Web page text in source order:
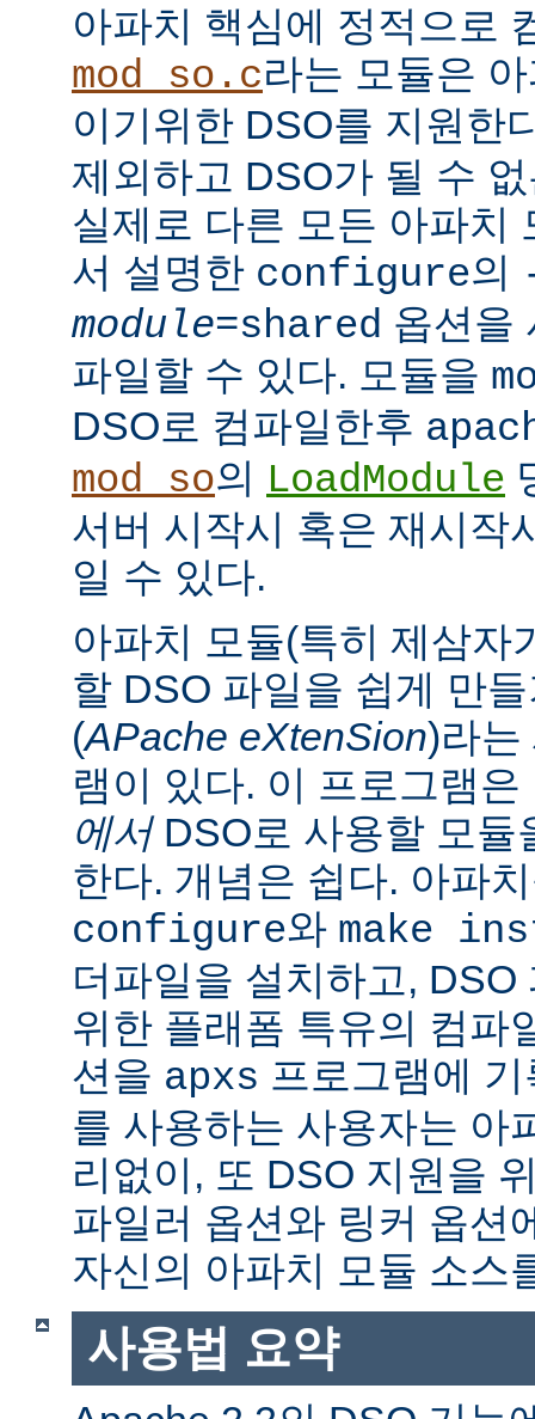
아파치 핵심에 정적으로
mod_so.c라는 모듈은
이기위한 DSO를 지원한
제외하고 DSO가 될 수
실제로 다른 모든 아파치
서 설명한 configure의
module=shared 옵션을
파일할 수 있다. 모듈을
DSO로 컴파일한후
mod_so의 LoadModule
서버 시작시 혹은 재시작
일 수 있다.
아파치 모듈(특히 제삼자
할 DSO 파일을 쉽게 만
(APache eXtenSion)라는
램이 있다. 이 프로그램
에서DSO로 사용할 모듈
한다. 개념은 쉽다. 아파
configure와 make
더파일을 설치하고,
위한 플래폼 특유의 컴파
션을 apxs 프로그램에
를 사용하는 사용자는 아
리없이, 또 DSO 지원을
파일러 옵션와 링커 옵션
자신의 아파치 모듈 소스
사용법 요약